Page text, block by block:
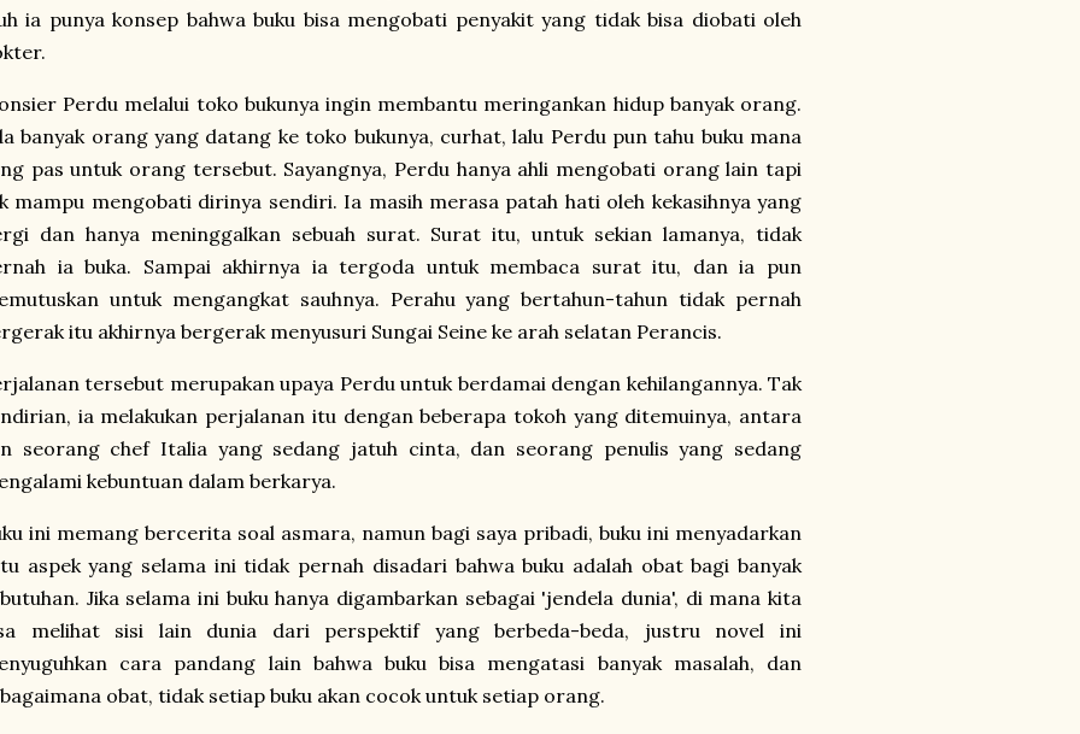
ia punya konsep bahwa buku bisa mengobati penyakit yang tidak bisa diobati oleh
Perdu melalui toko bukunya ingin membantu meringankan hidup banyak orang.
banyak orang yang datang ke toko bukunya, curhat, lalu Perdu pun tahu buku mana
pas untuk orang tersebut. Sayangnya, Perdu hanya ahli mengobati orang lain tapi
mampu mengobati dirinya sendiri. Ia masih merasa patah hati oleh kekasihnya yang
dan hanya meninggalkan sebuah surat. Surat itu, untuk sekian lamanya, tidak
ia buka. Sampai akhirnya ia tergoda untuk membaca surat itu, dan ia pun
untuk mengangkat sauhnya. Perahu yang bertahun-tahun tidak pernah
itu akhirnya bergerak menyusuri Sungai Seine ke arah selatan Perancis.
tersebut merupakan upaya Perdu untuk berdamai dengan kehilangannya. Tak
ia melakukan perjalanan itu dengan beberapa tokoh yang ditemuinya, antara
seorang chef Italia yang sedang jatuh cinta, dan seorang penulis yang sedang
kebuntuan dalam berkarya.
ini memang bercerita soal asmara, namun bagi saya pribadi, buku ini menyadarkan
aspek yang selama ini tidak pernah disadari bahwa buku adalah obat bagi banyak
Jika selama ini buku hanya digambarkan sebagai 'jendela dunia', di mana kita
melihat sisi lain dunia dari perspektif yang berbeda-beda, justru novel ini
cara pandang lain bahwa buku bisa mengatasi banyak masalah, dan
obat, tidak setiap buku akan cocok untuk setiap orang.